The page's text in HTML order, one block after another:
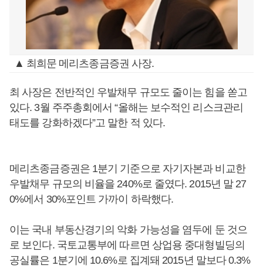
▲ 최희문 메리츠종금증권 사장.
최 사장은 전반적인 우발채무 규모도 줄이는 힘을 쏟고
있다. 3월 주주총회에서 “올해는 보수적인 리스크관리
태도를 강화하겠다”고 말한 적 있다.
메리츠종금증권은 1분기 기준으로 자기자본과 비교한
우발채무 규모의 비율을 240%로 줄였다. 2015년 말 27
0%에서 30%포인트 가까이 하락했다.
이는 국내 부동산경기의 악화 가능성을 염두에 둔 것으
로 보인다. 국토교통부에 따르면 상업용 중대형빌딩의
공실률은 1분기에 10.6%로 집계돼 2015년 말보다 0.3%